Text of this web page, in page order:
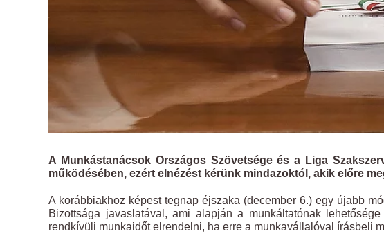
A Munkástanácsok Országos Szövetsége és a Liga
működésében, ezért elnézést kérünk mindazoktól, akik előre
A korábbiakhoz képest tegnap éjszaka (december 6.) egy újabb
Bizottsága javaslatával, ami alapján a munkáltatónak
rendkívüli munkaidőt elrendelni, ha erre a munkavállalóval írásbeli